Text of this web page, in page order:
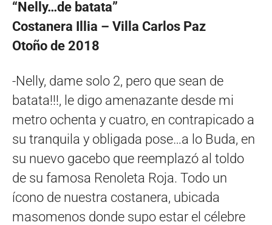
“Nelly…de batata”
Costanera Illia – Villa Carlos Paz
Otoño de 2018
-Nelly, dame solo 2, pero que sean de
batata!!!, le digo amenazante desde mi
metro ochenta y cuatro, en contrapicado a
su tranquila y obligada pose…a lo Buda, en
su nuevo gacebo que reemplazó al toldo
de su famosa Renoleta Roja. Todo un
ícono de nuestra costanera, ubicada
masomenos donde supo estar el célebre